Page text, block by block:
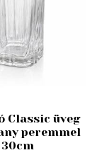
Classic üveg
peremmel
30cm